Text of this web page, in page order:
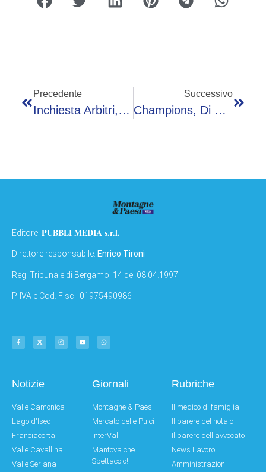
Precedente
Inchiesta Arbitri, Le ‘pretese’ Dei Club Nelle Intercettazioni Di Rocchi
Successivo
Champions, Di Canio Show Nel Prepartita: La Frase Che Imbarazza Lo Studio
Editore: PUBBLI MEDIA s.r.l.
Direttore responsabile: Enrico Tironi
Reg: Tribunale di Bergamo: 14 del 08.04.1997
P. IVA e Cod. Fisc.: 01975490986
Notizie
Valle Camonica
Lago d'Iseo
Franciacorta
Valle Cavallina
Valle Seriana
Giornali
Montagne & Paesi
Mercato delle Pulci
interValli
Mantova che
Spettacolo!
Rubriche
Il medico di famiglia
Il parere del notaio
Il parere dell'avvocato
News Lavoro
Amministrazioni